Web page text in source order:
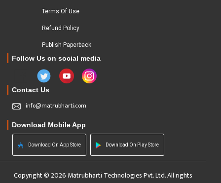
Terms Of Use
Refund Policy
Publish Paperback
Follow Us on social media
Contact Us
info@matrubharti.com
Download Mobile App
Download On App Store Download On Play Store
Copyright © 2026 Matrubharti Technologies Pvt. Ltd. All rights